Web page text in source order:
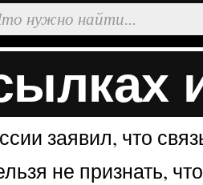
заявил, что
не признать,